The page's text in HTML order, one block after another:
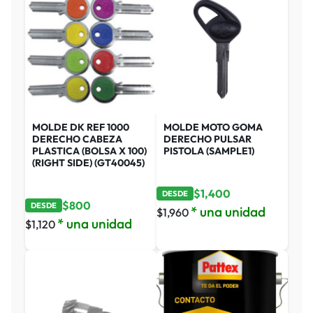
MOLDE DK REF 1000
DERECHO CABEZA
PLASTICA (BOLSA X 100)
(RIGHT SIDE) (GT40045)
DESDE $800
$1,120 * una unidad
MOLDE MOTO GOMA
DERECHO PULSAR
PISTOLA (SAMPLE1)
DESDE $1,400
$1,960 * una unidad